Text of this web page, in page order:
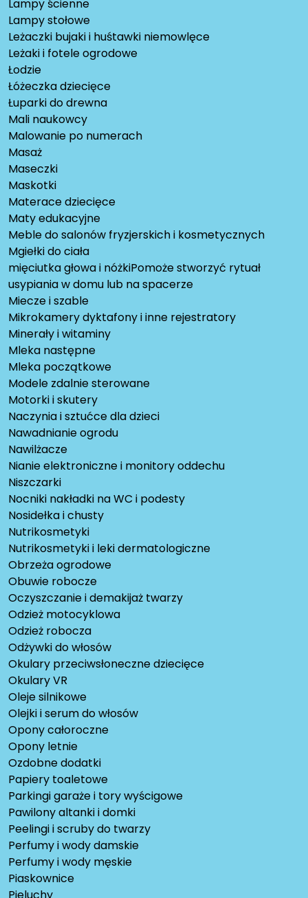
Lampy ścienne
Lampy stołowe
Leżaczki bujaki i huśtawki niemowlęce
Leżaki i fotele ogrodowe
Łodzie
Łóżeczka dziecięce
Łuparki do drewna
Mali naukowcy
Malowanie po numerach
Masaż
Maseczki
Maskotki
Materace dziecięce
Maty edukacyjne
Meble do salonów fryzjerskich i kosmetycznych
Mgiełki do ciała
mięciutka głowa i nóżkiPomoże stworzyć rytuał
usypiania w domu lub na spacerze
Miecze i szable
Mikrokamery dyktafony i inne rejestratory
Minerały i witaminy
Mleka następne
Mleka początkowe
Modele zdalnie sterowane
Motorki i skutery
Naczynia i sztućce dla dzieci
Nawadnianie ogrodu
Nawilżacze
Nianie elektroniczne i monitory oddechu
Niszczarki
Nocniki nakładki na WC i podesty
Nosidełka i chusty
Nutrikosmetyki
Nutrikosmetyki i leki dermatologiczne
Obrzeża ogrodowe
Obuwie robocze
Oczyszczanie i demakijaż twarzy
Odzież motocyklowa
Odzież robocza
Odżywki do włosów
Okulary przeciwsłoneczne dziecięce
Okulary VR
Oleje silnikowe
Olejki i serum do włosów
Opony całoroczne
Opony letnie
Ozdobne dodatki
Papiery toaletowe
Parkingi garaże i tory wyścigowe
Pawilony altanki i domki
Peelingi i scruby do twarzy
Perfumy i wody damskie
Perfumy i wody męskie
Piaskownice